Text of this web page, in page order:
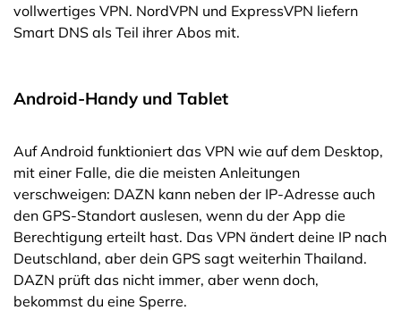
vollwertiges VPN. NordVPN und ExpressVPN liefern
Smart DNS als Teil ihrer Abos mit.
Android-Handy und Tablet
Auf Android funktioniert das VPN wie auf dem Desktop,
mit einer Falle, die die meisten Anleitungen
verschweigen: DAZN kann neben der IP-Adresse auch
den GPS-Standort auslesen, wenn du der App die
Berechtigung erteilt hast. Das VPN ändert deine IP nach
Deutschland, aber dein GPS sagt weiterhin Thailand.
DAZN prüft das nicht immer, aber wenn doch,
bekommst du eine Sperre.